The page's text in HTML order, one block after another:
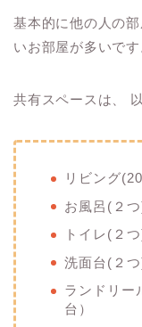
基本的に他の人の
いお部屋が多いです
共有スペースは、
リビング
お風呂(２
トイレ(２
洗面台(２
ランドリー
台）